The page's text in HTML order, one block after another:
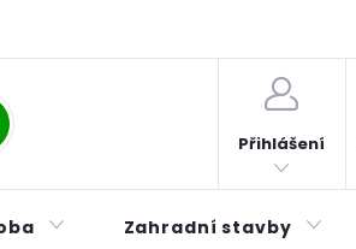
splátky ESSOX
Přihlášení
Zahradní stavby